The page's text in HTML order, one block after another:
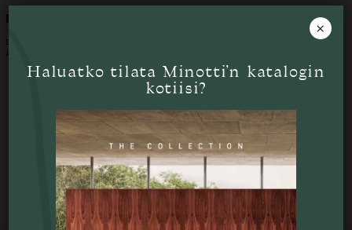
Knot kattovalaisin
BROKIS
ALK.
Lundi 22/02 maljakko
Tutustu myös
Haluatko tilata Minotti’n katalogin
kotiisi?
×